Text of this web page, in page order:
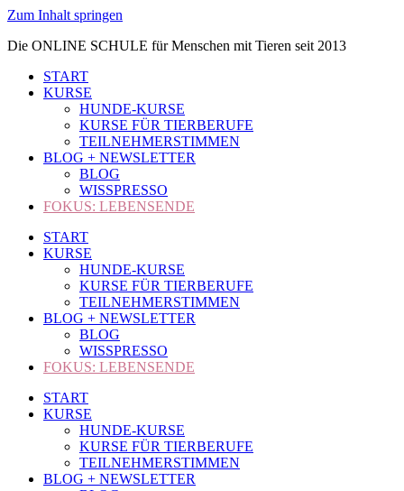
Zum Inhalt springen
Die ONLINE SCHULE für Menschen mit Tieren seit 2013
START
KURSE
HUNDE-KURSE
KURSE FÜR TIERBERUFE
TEILNEHMERSTIMMEN
BLOG + NEWSLETTER
BLOG
WISSPRESSO
FOKUS: LEBENSENDE
START
KURSE
HUNDE-KURSE
KURSE FÜR TIERBERUFE
TEILNEHMERSTIMMEN
BLOG + NEWSLETTER
BLOG
WISSPRESSO
FOKUS: LEBENSENDE
START
KURSE
HUNDE-KURSE
KURSE FÜR TIERBERUFE
TEILNEHMERSTIMMEN
BLOG + NEWSLETTER